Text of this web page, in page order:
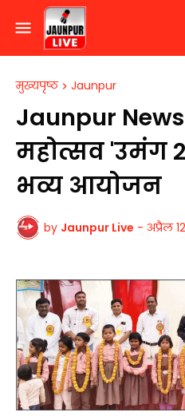
मुख्यपृष्ठ Jaunpur
Jaunpur
महोत्सव 'उमंग
भव्य आयोजन
by Jaunpur Live - अप्रैल